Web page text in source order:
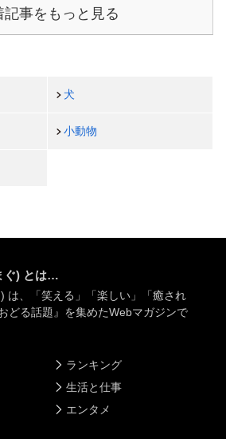
記事をもっと見る
犬
小動物
ぐ) とは…
は、「笑える」「楽しい」「癒され
どる話題』を集めたWebマガジンで
ランキング
生活と仕事
エンタメ